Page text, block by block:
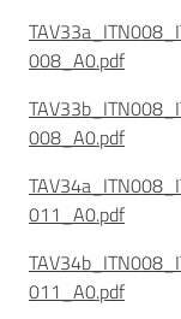
008_A0.pdf
008_A0.pdf
011_A0.pdf
011_A0.pdf